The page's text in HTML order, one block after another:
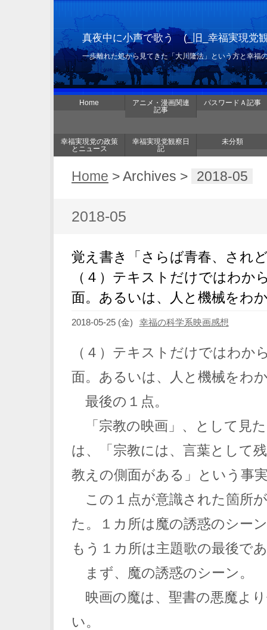
真夜中に小声で歌う (_旧_幸福実現党
一歩離れた処から見てきた「大川隆法」という方と幸福
Home
アニメ・漫画関連
記事
パスワードＡ記事
幸福実現党の政策
とニュース
幸福実現党観察日
記
未分類
Home > Archives > 2018-05
2018-05
覚え書き「さらば青春、され
（４）テキストだけではわか
面。あるいは、人と機械をわ
2018-05-25 (金) 幸福の科学系映画感想
（４）テキストだけではわか
面。あるいは、人と機械をわ
最後の１点。
「宗教の映画」、として見
は、「宗教には、言葉として
教えの側面がある」という事
この１点が意識された箇所
た。１カ所は魔の誘惑のシー
もう１カ所は主題歌の最後で
まず、魔の誘惑のシーン。
映画の魔は、聖書の悪魔よ
い。